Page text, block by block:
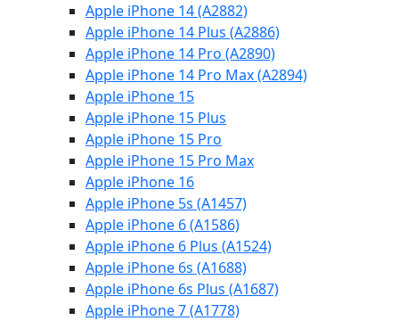
Apple iPhone 14 (A2882)
Apple iPhone 14 Plus (A2886)
Apple iPhone 14 Pro (A2890)
Apple iPhone 14 Pro Max (A2894)
Apple iPhone 15
Apple iPhone 15 Plus
Apple iPhone 15 Pro
Apple iPhone 15 Pro Max
Apple iPhone 16
Apple iPhone 5s (A1457)
Apple iPhone 6 (A1586)
Apple iPhone 6 Plus (A1524)
Apple iPhone 6s (A1688)
Apple iPhone 6s Plus (A1687)
Apple iPhone 7 (A1778)